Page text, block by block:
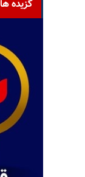
گزیده ها